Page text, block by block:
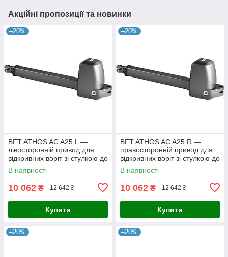
Акційні пропозиції та новинки
–20%
BFT ATHOS AC A25 L —
лівосторонній привод для
відкривних воріт зі стулкою до
2,5 м
В наявності
10 062 ₴ 12 642 ₴
Купити
–20%
BFT ATHOS AC A25 R —
правосторонній привод для
відкривних воріт зі стулкою до
2,5 м
В наявності
10 062 ₴ 12 642 ₴
Купити
–20% –20%